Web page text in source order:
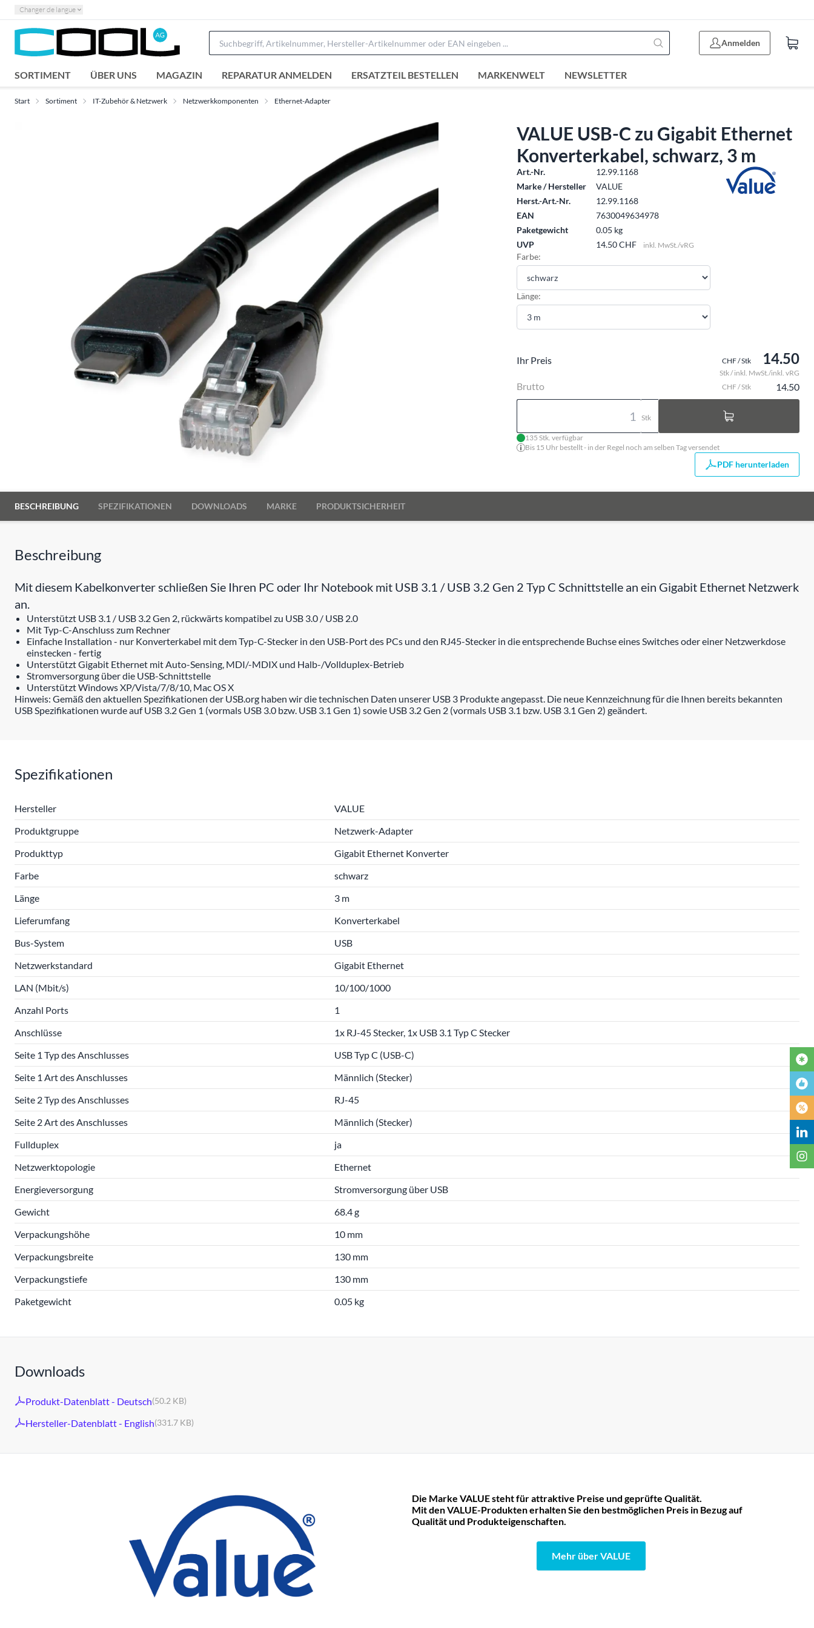
Changer de langue
Anmelden
SORTIMENT ÜBER UNS MAGAZIN REPARATUR ANMELDEN ERSATZTEIL BESTELLEN MARKENWELT NEWSLETTER
Start Sortiment IT-Zubehör & Netzwerk Netzwerkkomponenten Ethernet-Adapter
VALUE USB-C zu Gigabit Ethernet
Konverterkabel, schwarz, 3 m
Art.-Nr.
12.99.1168
Marke / Hersteller
VALUE
Herst.-Art.-Nr.
12.99.1168
EAN
7630049634978
Paketgewicht
0.05 kg
UVP
14.50 CHF inkl. MwSt./vRG
Farbe:
Länge:
Ihr Preis CHF / Stk 14.50
Stk / inkl. MwSt./inkl. vRG
Brutto CHF / Stk 14.50
Stk
135 Stk. verfügbar
Bis 15 Uhr bestellt - in der Regel noch am selben Tag versendet
PDF herunterladen
BESCHREIBUNG SPEZIFIKATIONEN DOWNLOADS MARKE PRODUKTSICHERHEIT
Beschreibung
Mit diesem Kabelkonverter schließen Sie Ihren PC oder Ihr Notebook mit USB 3.1 / USB 3.2 Gen 2 Typ C Schnittstelle an ein Gigabit Ethernet Netzwerk
an.
Unterstützt USB 3.1 / USB 3.2 Gen 2, rückwärts kompatibel zu USB 3.0 / USB 2.0
Mit Typ-C-Anschluss zum Rechner
Einfache Installation - nur Konverterkabel mit dem Typ-C-Stecker in den USB-Port des PCs und den RJ45-Stecker in die entsprechende Buchse eines Switches oder einer Netzwerkdose
einstecken - fertig
Unterstützt Gigabit Ethernet mit Auto-Sensing, MDI/-MDIX und Halb-/Vollduplex-Betrieb
Stromversorgung über die USB-Schnittstelle
Unterstützt Windows XP/Vista/7/8/10, Mac OS X
Hinweis: Gemäß den aktuellen Spezifikationen der USB.org haben wir die technischen Daten unserer USB 3 Produkte angepasst. Die neue Kennzeichnung für die Ihnen bereits bekannten
USB Spezifikationen wurde auf USB 3.2 Gen 1 (vormals USB 3.0 bzw. USB 3.1 Gen 1) sowie USB 3.2 Gen 2 (vormals USB 3.1 bzw. USB 3.1 Gen 2) geändert.
Spezifikationen
Hersteller
VALUE
Produktgruppe
Netzwerk-Adapter
Produkttyp
Gigabit Ethernet Konverter
Farbe
schwarz
Länge
3 m
Lieferumfang
Konverterkabel
Bus-System
USB
Netzwerkstandard
Gigabit Ethernet
LAN (Mbit/s)
10/100/1000
Anzahl Ports
1
Anschlüsse
1x RJ-45 Stecker, 1x USB 3.1 Typ C Stecker
Seite 1 Typ des Anschlusses
USB Typ C (USB-C)
Seite 1 Art des Anschlusses
Männlich (Stecker)
Seite 2 Typ des Anschlusses
RJ-45
Seite 2 Art des Anschlusses
Männlich (Stecker)
Fullduplex
ja
Netzwerktopologie
Ethernet
Energieversorgung
Stromversorgung über USB
Gewicht
68.4 g
Verpackungshöhe
10 mm
Verpackungsbreite
130 mm
Verpackungstiefe
130 mm
Paketgewicht
0.05 kg
Downloads
Produkt-Datenblatt - Deutsch(50.2 KB)
Hersteller-Datenblatt - English(331.7 KB)
Die Marke VALUE steht für attraktive Preise und geprüfte Qualität.
Mit den VALUE-Produkten erhalten Sie den bestmöglichen Preis in Bezug auf
Qualität und Produkteigenschaften.
Mehr über VALUE